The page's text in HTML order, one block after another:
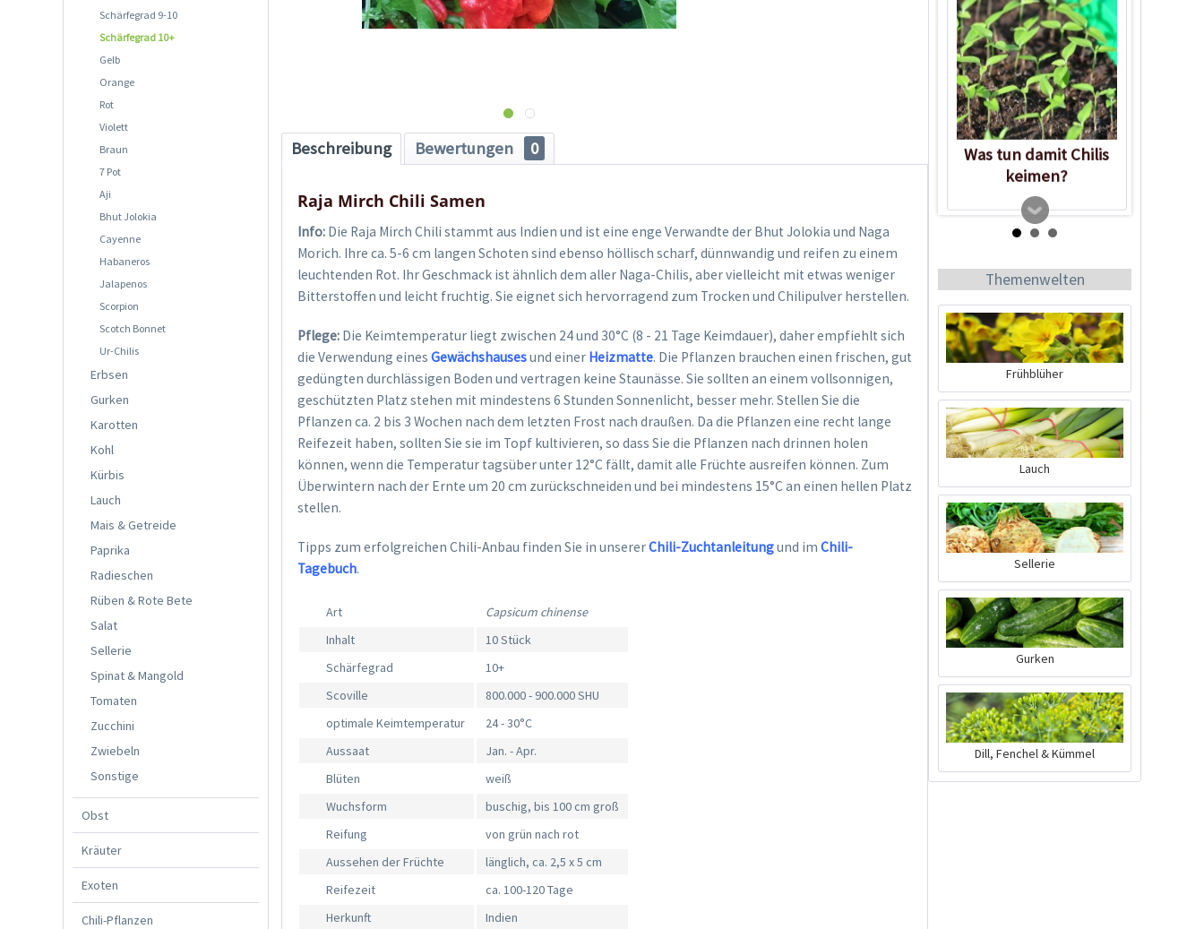
Schärfegrad 9-10
Schärfegrad 10+
Gelb
Orange
Rot
Violett
Braun
7 Pot
Aji
Bhut Jolokia
Cayenne
Habaneros
Jalapenos
Scorpion
Scotch Bonnet
Ur-Chilis
Erbsen
Gurken
Karotten
Kohl
Kürbis
Lauch
Mais & Getreide
Paprika
Radieschen
Rüben & Rote Bete
Salat
Sellerie
Spinat & Mangold
Tomaten
Zucchini
Zwiebeln
Sonstige
Obst
Kräuter
Exoten
Chili-Pflanzen
Beschreibung Bewertungen 0
Raja Mirch Chili Samen
Info: Die Raja Mirch Chili stammt aus Indien und ist eine enge Verwandte der Bhut Jolokia und Naga
Morich. Ihre ca. 5-6 cm langen Schoten sind ebenso höllisch scharf, dünnwandig und reifen zu einem
leuchtenden Rot. Ihr Geschmack ist ähnlich dem aller Naga-Chilis, aber vielleicht mit etwas weniger
Bitterstoffen und leicht fruchtig. Sie eignet sich hervorragend zum Trocken und Chilipulver herstellen.
Pflege: Die Keimtemperatur liegt zwischen 24 und 30°C (8 - 21 Tage Keimdauer), daher empfiehlt sich
die Verwendung einesGewächshausesund einer Heizmatte. Die Pflanzen brauchen einen frischen, gut
gedüngten durchlässigen Boden und vertragen keine Staunässe. Sie sollten an einem vollsonnigen,
geschützten Platz stehen mit mindestens 6 Stunden Sonnenlicht, besser mehr. Stellen Sie die
Pflanzen ca. 2 bis 3 Wochen nach dem letzten Frost nach draußen. Da die Pflanzen eine recht lange
Reifezeit haben, sollten Sie sie im Topf kultivieren, so dass Sie die Pflanzen nach drinnen holen
können, wenn die Temperatur tagsüber unter 12°C fällt, damit alle Früchte ausreifen können. Zum
Überwintern nach der Ernte um 20 cm zurückschneiden und bei mindestens 15°C an einen hellen Platz
stellen.
Tipps zum erfolgreichen Chili-Anbau finden Sie in unsererChili-Zuchtanleitungund imChili-
Tagebuch.
Art
Capsicum chinense
Inhalt
10 Stück
Schärfegrad
10+
Scoville
800.000 - 900.000 SHU
optimale Keimtemperatur
24 - 30°C
Aussaat
Jan. - Apr.
Blüten
weiß
Wuchsform
buschig, bis 100 cm groß
Reifung
von grün nach rot
Aussehen der Früchte
länglich, ca. 2,5 x 5 cm
Reifezeit
ca. 100-120 Tage
Herkunft
Indien
Was tun damit Chilis
keimen?
BIO Chili-Dünger
Inhalt0.5 Liter(21,98 € * / 1 Liter)
10,99 € *
Jetzt bestellen
Charly Chili -
Pflanztopf Grau
Themenwelten
Frühblüher
Lauch
Sellerie
Gurken
Dill, Fenchel & Kümmel